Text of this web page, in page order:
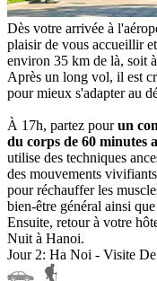
Dès votre arrivée à
plaisir de vous accueillir
environ 35 km de là, soit
Après un long vol, il est
pour mieux s'adapter au
À 17h, partez pourun
du corps de 60 minutes
utilise des techniques
des mouvements
pour réchauffer les
bien-être général ainsi
Ensuite, retour à votre
Nuit à Hanoi.
Jour 2: Ha Noi - Visite